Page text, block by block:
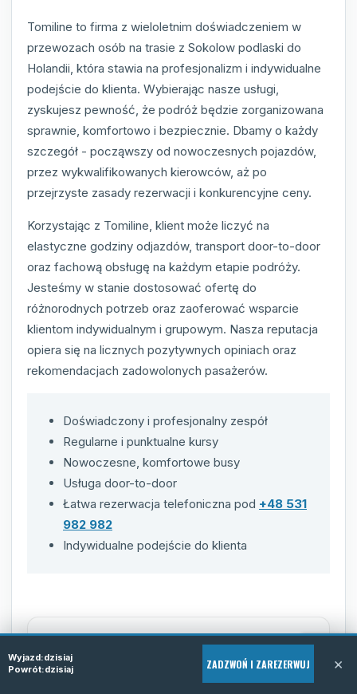
Tomiline to firma z wieloletnim doświadczeniem w
przewozach osób na trasie z Sokolow podlaski do
Holandii, która stawia na profesjonalizm i indywidualne
podejście do klienta. Wybierając nasze usługi,
zyskujesz pewność, że podróż będzie zorganizowana
sprawnie, komfortowo i bezpiecznie. Dbamy o każdy
szczegół - począwszy od nowoczesnych pojazdów,
przez wykwalifikowanych kierowców, aż po
przejrzyste zasady rezerwacji i konkurencyjne ceny.
Korzystając z Tomiline, klient może liczyć na
elastyczne godziny odjazdów, transport door-to-door
oraz fachową obsługę na każdym etapie podróży.
Jesteśmy w stanie dostosować ofertę do
różnorodnych potrzeb oraz zaoferować wsparcie
klientom indywidualnym i grupowym. Nasza reputacja
opiera się na licznych pozytywnych opiniach oraz
rekomendacjach zadowolonych pasażerów.
Doświadczony i profesjonalny zespół
Regularne i punktualne kursy
Nowoczesne, komfortowe busy
Usługa door-to-door
Łatwa rezerwacja telefoniczna pod +48 531
982 982
Indywidualne podejście do klienta
Wyjazd:dzisiaj
Powrót:dzisiaj ZADZWOŃ I ZAREZERWUJ ×